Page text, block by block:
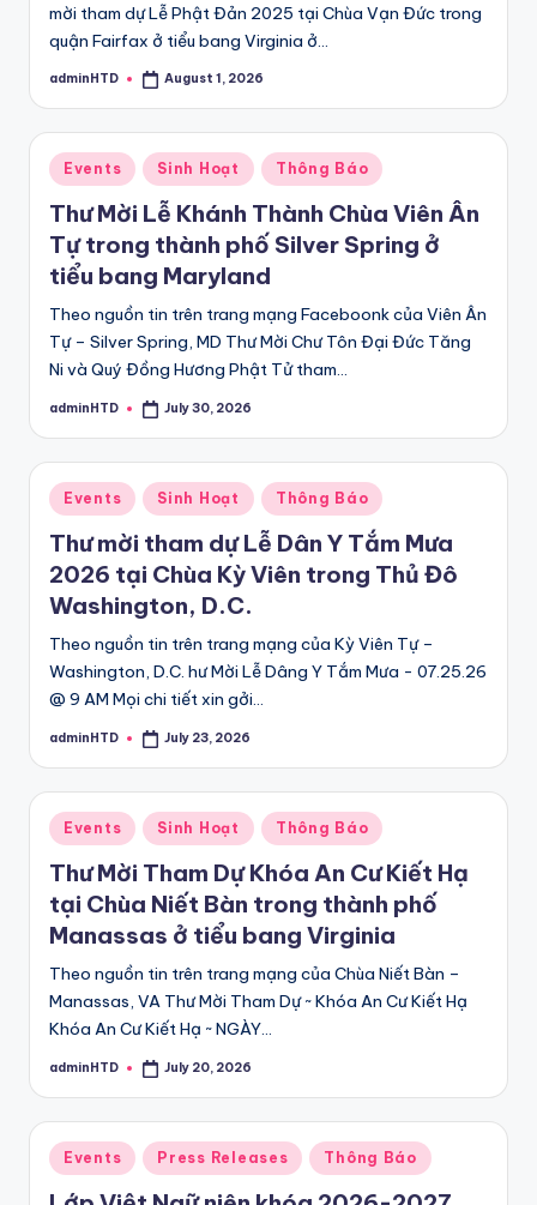
mời tham dự Lễ Phật Đản 2025 tại Chùa Vạn Đức trong
quận Fairfax ở tiểu bang Virginia ở…
Posted
adminHTD August 1, 2026
Posted
in
Events Sinh Hoạt Thông Báo
Thư Mời Lễ Khánh Thành Chùa Viên Ân
Tự trong thành phố Silver Spring ở
tiểu bang Maryland
Theo nguồn tin trên trang mạng Faceboonk của Viên Ân
Tự – Silver Spring, MD Thư Mời Chư Tôn Đại Đức Tăng
Ni và Quý Đồng Hương Phật Tử tham…
Posted
adminHTD July 30, 2026
Posted
in
Events Sinh Hoạt Thông Báo
Thư mời tham dự Lễ Dân Y Tắm Mưa
2026 tại Chùa Kỳ Viên trong Thủ Đô
Washington, D.C.
Theo nguồn tin trên trang mạng của Kỳ Viên Tự –
Washington, D.C. hư Mời Lễ Dâng Y Tắm Mưa - 07.25.26
@ 9 AM Mọi chi tiết xin gởi…
Posted
adminHTD July 23, 2026
Posted
in
Events Sinh Hoạt Thông Báo
Thư Mời Tham Dự Khóa An Cư Kiết Hạ
tại Chùa Niết Bàn trong thành phố
Manassas ở tiểu bang Virginia
Theo nguồn tin trên trang mạng của Chùa Niết Bàn –
Manassas, VA Thư Mời Tham Dự ~ Khóa An Cư Kiết Hạ
Khóa An Cư Kiết Hạ ~ NGÀY…
Posted
adminHTD July 20, 2026
Posted
in
Events Press Releases Thông Báo